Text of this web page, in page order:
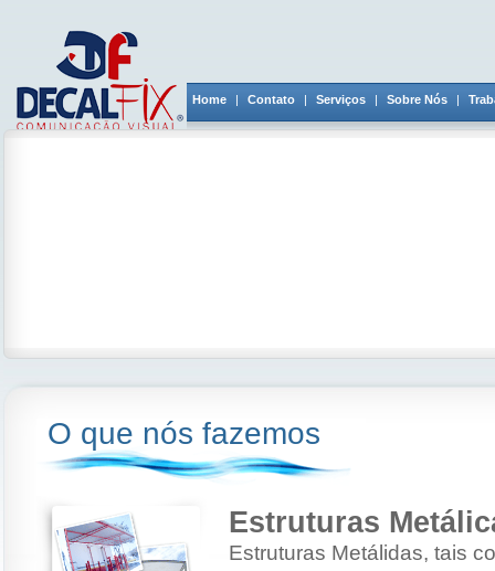
Home | Contato | Serviços | Sobre Nós |
O que nós fazemos
Estruturas
Estruturas Metálidas, tais